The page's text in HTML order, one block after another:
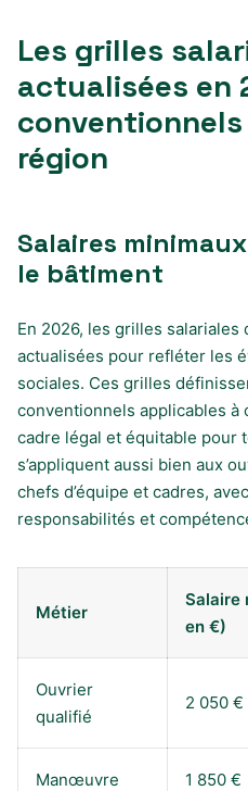
Les grilles
actualisées en
région
Salaires
le bâtiment
En 2026, les grilles salariales
actualisées pour refléter les
sociales. Ces grilles
conventionnels applicables à
cadre légal et équitable pour
s’appliquent aussi bien aux
chefs d’équipe et cadres,
responsabilités et
Métier
Salaire
en €)
Ouvrier
qualifié
2 050 €
Manœuvre 1 850 €